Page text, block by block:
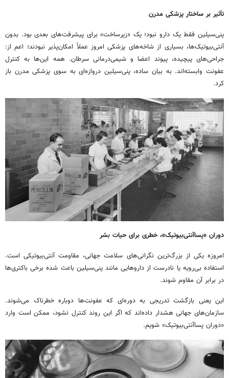
تأثیر بر ساختار پزشکی مدرن
پنی‌سیلین فقط یک دارو نبود؛ یک «زیرساخت» برای پیشرفت‌های بعدی بود. بدون
آنتی‌بیوتیک‌ها، بسیاری از شاخه‌های پزشکی امروز عملاً امکان‌پذیر نبودند؛ اعم از:
جراحی‌های پیچیده، پیوند اعضا و شیمی‌درمانی سرطان. همه این‌ها به کنترل
عفونت وابسته‌اند. به بیان ساده، پنی‌سیلین دروازه‌ای به سوی پزشکی مدرن باز
کرد.
دوران «پساآنتی‌بیوتیک»، خطری برای حیات بشر
امروزه یکی از بزرگ‌ترین نگرانی‌های سلامت جهانی، مقاومت آنتی‌بیوتیکی است.
استفاده بی‌رویه یا نادرست از داروهایی مانند پنی‌سیلین باعث شده برخی باکتری‌ها
در برابر آن مقاوم شوند.
این یعنی بازگشت تدریجی به دوره‌ای که عفونت‌ها دوباره خطرناک می‌شوند.
سازمان‌های جهانی هشدار داده‌اند که اگر این روند کنترل نشود، ممکن است وارد
«دوران پساآنتی‌بیوتیک» شویم.